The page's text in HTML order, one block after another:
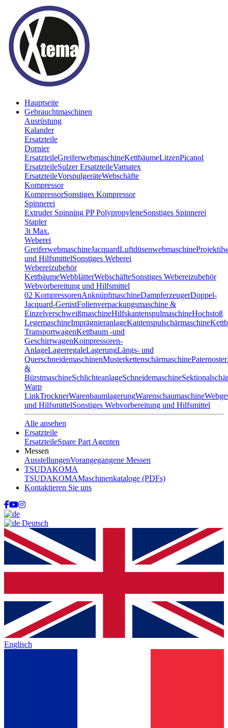
Hauptseite
Gebrauchtmaschinen
Ausrüstung
Kalander
Ersatzteile
Dornier
ErsatzteileGreiferwebmaschineKettbäumeLitzenPicanol
ErsatzteileSulzer ErsatzteileVamatex
ErsatzteileVorspulgeräteWebschäfte
Kompressor
KompressorSonstiges Kompressor
Spinnerei
Extruder Spinning PP PolypropyleneSonstiges Spinnerei
Stapler
3t Max.
Weberei
GreiferwebmaschineJacquardLuftdüsenwebmaschine
und HilfsmittelSonstiges Weberei
Webereizubehör
KettbäumeWebblätterWebschäfteSonstiges Webereizubehör
Webvorbereitung und Hilfsmittel
02 KompressorenAnknüpfmaschineDampferzeugerDoppel-
Jacquard-GerüstFolienverpackungsmaschine &
EinzelverschweißmaschineHilfskantenspulmaschineHochstoß
LegemaschineImprägnieranlageKantenspulschärmaschine
TransportwagenKettbaum -und
GeschirrwagenKompressoren-
AnlageLagerregaleLagerungLängs- und
QuerschneidemaschinenMusterkettenschärmaschinePaternoster
&
BürstmaschineSchlichteanlageSchneidemaschine
Warp
LinkTrocknerWarenbaumlagerungWarenschaumaschine
und HilfsmittelSonstiges Webvorbereitung und Hilfsmittel
Alle ansehen
Ersatzteile
ErsatzteileSpare Part Agenten
Messen
AusstellungenVorangegangene Messen
TSUDAKOMA
TSUDAKOMAMaschinenkataloge (PDFs)
Kontaktieren Sie uns
facebook
youtube
instagram
Deutsch
Englisch